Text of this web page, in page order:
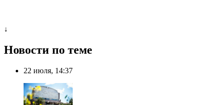
↓
Новости по теме
22 июля, 14:37